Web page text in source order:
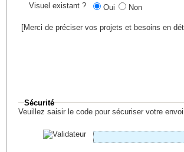
Visuel existant ? Oui Non
[Merci de préciser vos projets et besoins en
Sécurité
Veuillez saisir le code pour sécuriser votre envoi.